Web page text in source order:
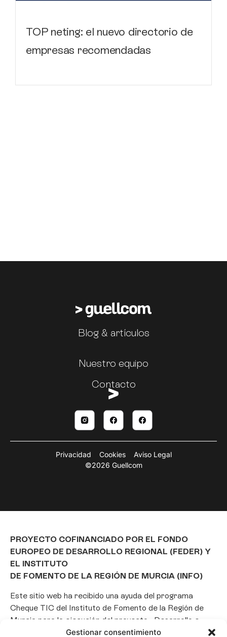
Gestionar consentimiento
TOP neting: el nuevo directorio de
empresas recomendadas
Blog & artículos
Nuestro equipo
Contacto
©2026 Guellcom
Privacidad Cookies Aviso Legal
PROYECTO COFINANCIADO POR EL FONDO
EUROPEO DE DESARROLLO REGIONAL (FEDER) Y
EL INSTITUTO
DE FOMENTO DE LA REGIÓN DE MURCIA (INFO)
Este sitio web ha recibido una ayuda del programa
Cheque TIC del Instituto de Fomento de la Región de
Murcia para la ejecución del proyecto «Desarrollo e
implantación de un Chatbot de Inteligencia Artificial